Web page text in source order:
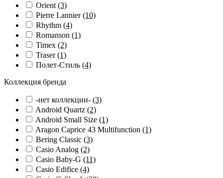
Orient (3)
Pierre Lannier(10)
Rhythm (4)
Romanson (1)
Timex (2)
Traser(1)
Полет-Стиль (4)
Коллекция бренда
-нет коллекции- (3)
Android Quartz (2)
Android Small Size (1)
Aragon Caprice 43 Multifunction (1)
Bering Classic (3)
Casio Analog (2)
Casio Baby-G (11)
Casio Edifice (4)